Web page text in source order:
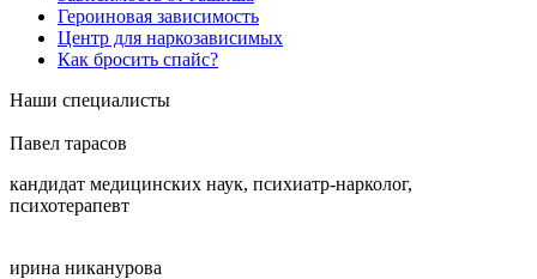
Героиновая зависимость
Центр для наркозависимых
Как бросить спайс?
Наши специалисты
Павел тарасов
кандидат медицинских наук, психиатр-нарколог,
психотерапевт
ирина никанурова